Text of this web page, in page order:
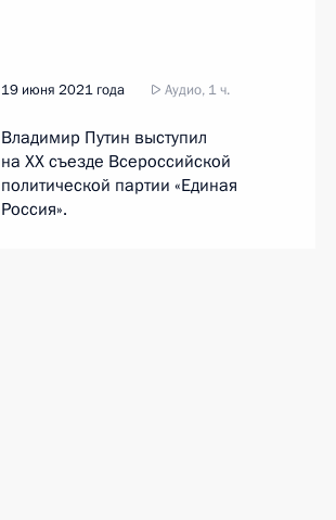
19 июня 2021 года Аудио, 1 ч.
Владимир Путин выступил
на XX съезде Всероссийской
политической партии «Единая
Россия».